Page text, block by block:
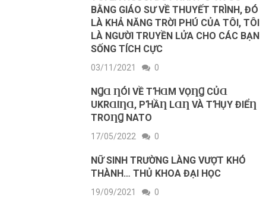
BẰNG GIÁO SƯ VỀ THUYẾT TRÌNH, ĐÓ
LÀ KHẢ NĂNG TRỜI PHÚ CỦA TÔI, TÔI
LÀ NGƯỜI TRUYỀN LỬA CHO CÁC BẠN
SỐNG TÍCH CỰC
03/11/2021 0
NꞬⱭ ȠÓΙ VỀ ТꞪⱭM VỌȠꞬ CỦⱭ
UKRⱭΙȠⱭ, PꞪẦȠ LⱭȠ VÀ TꞪỤY ĐΙỂȠ
ТROȠꞬ NATO
17/05/2022 0
NỮ SINH TRƯỜNG LÀNG VƯỢT KHÓ
THÀNH… THỦ KHOA ĐẠI HỌC
19/09/2021 0